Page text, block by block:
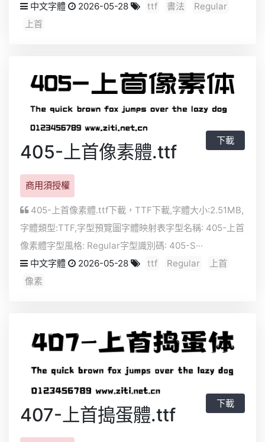
中文字體
2026-05-28 ttf 書法
Regular
上首
405-上首像素體.ttf
下載
商用須授權
405-上首像素體.ttf下載， TTF下載,字體大小:2.51MB,
字體類型:TTF,字型預覽圖字體映射表字型名稱: 405-上首
像素體字型風格: Regular字型識別碼: 405-S···
中文字體
2026-05-28 ttf Regular
上首
像素
407-上首搗蛋體.ttf
下載